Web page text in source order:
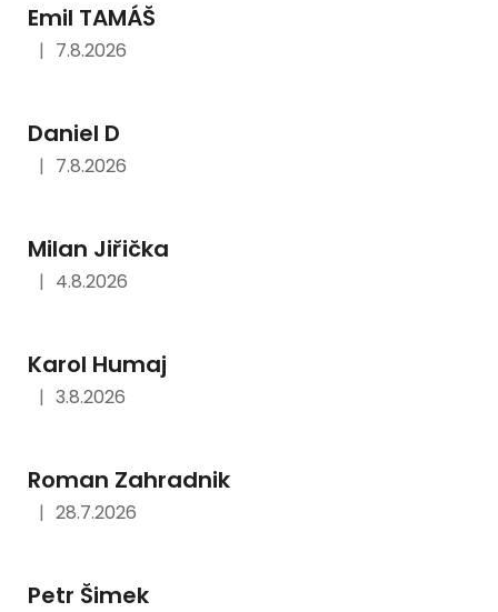
Emil TAMÁŠ
Hodnocení obchodu je 5 z 5 hvězdiček.
| 7.8.2026
Daniel D
Hodnocení obchodu je 5 z 5 hvězdiček.
| 7.8.2026
Milan Jiřička
Hodnocení obchodu je 5 z 5 hvězdiček.
| 4.8.2026
Karol Humaj
Hodnocení obchodu je 5 z 5 hvězdiček.
| 3.8.2026
Roman Zahradnik
Hodnocení obchodu je 5 z 5 hvězdiček.
| 28.7.2026
Petr Šimek